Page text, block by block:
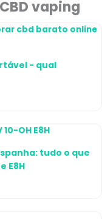
vaping
- qual
tudo o que
E8H